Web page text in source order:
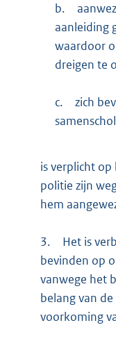
b.
aanleiding
waardoor
dreigen te
c.
zich
is verplicht op
politie zijn
hem
3.
Het is
bevinden op
vanwege het
belang van
voorkoming